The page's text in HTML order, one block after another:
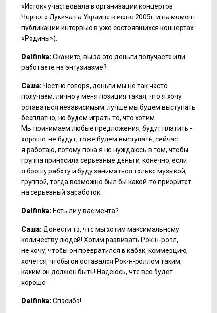
«Исток» участвовала в организации концертов
Черного Лукича на Украине в июне 2005г. и на момент
публикации интервью в уже состоявшихся концертах
«Родины»).
Delfinka:Скажите, вы за это деньги получаете или
работаете на энтузиазме?
Саша:Честно говоря, деньги мы не так часто
получаем, лично у меня позиция такая, что я хочу
оставаться независимым, лучше мы будем выступать
бесплатно, но будем играть то, что хотим.
Мы принимаем любые предложения, будут платить -
хорошо, не будут, тоже будем выступать, сейчас
я работаю, потому пока я не нуждаюсь в том, чтобы
группа приносила серьезные деньги, конечно, если
я брошу работу и буду заниматься только музыкой,
группой, тогда возможно был бы какой-то приоритет
на серьезный заработок.
Delfinka: Есть ли у вас мечта?
Саша: Донести то, что мы хотим максимальному
количеству людей! Хотим развивать Рок-н-ролл,
не хочу, чтобы он превратился в кабак, коммерцию,
хочется, чтобы он оставался Рок-н-роллом таким,
каким он должен быть! Надеюсь, что все будет
хорошо!
Delfinka:Спасибо!